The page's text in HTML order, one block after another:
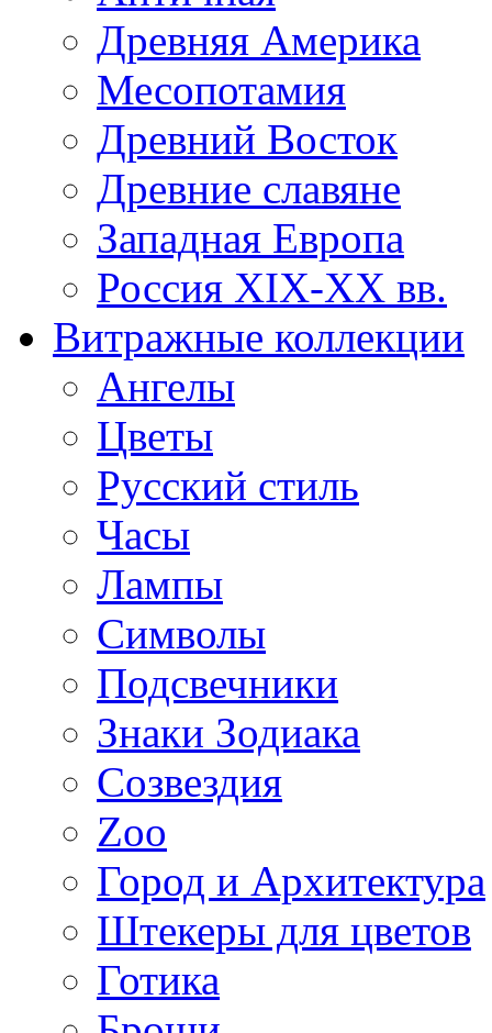
Древняя Америка
Месопотамия
Древний Восток
Древние славяне
Западная Европа
Россия XIX-XX вв.
Витражные коллекции
Ангелы
Цветы
Русский стиль
Часы
Лампы
Символы
Подсвечники
Знаки Зодиака
Созвездия
Zoo
Город и Архитектура
Штекеры для цветов
Готика